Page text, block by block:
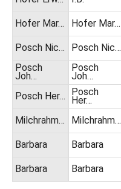
Hofer Mar…
Posch Nic…
Posch
Joh…
Posch Her…
Milchrahm…
Barbara
Barbara
Hofer Mar…
Posch Nic…
Posch
Joh…
Posch
Her…
Milchrahm…
Barbara
Barbara